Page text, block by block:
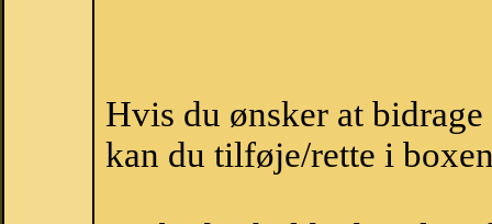
Hvis du ønsker at
kan du tilføje/rette i